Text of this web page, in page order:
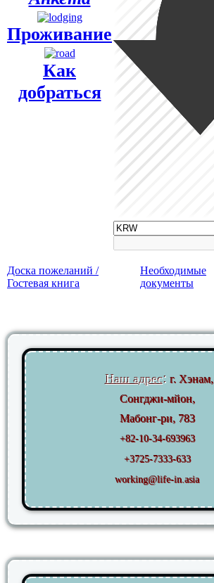
Проживание
Как
добраться
Доска пожеланий /
Гостевая книга
Необходимые
документы
Наш адрес: г. Хэнам,
Сонгджи-мйон,
Мабонг-ри, 783
+82-10-34-693963
+3725-7333-633
working@life-in.asia